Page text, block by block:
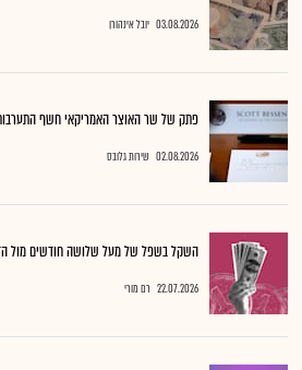
03.08.2026 יובל אינהורן
פתק של שר האוצר האמריקאי חשף
02.08.2026 שירות גלובס
השקל בשפל של מעל שלושה חודשים מול
22.07.2026 רם מורי